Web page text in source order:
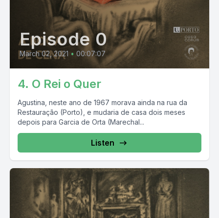
Episode 0
March 02, 2021 • 00:07:07
4. O Rei o Quer
Agustina, neste ano de 1967 morava ainda na rua da
Restauração (Porto), e mudaria de casa dois meses
depois para Garcia de Orta (Marechal...
Listen